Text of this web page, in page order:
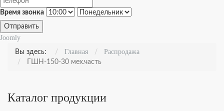
Время звонка
Отправить
Joomly
Вы здесь: Главная Распродажа
ГШН-150-30 мех.часть
Каталог продукции